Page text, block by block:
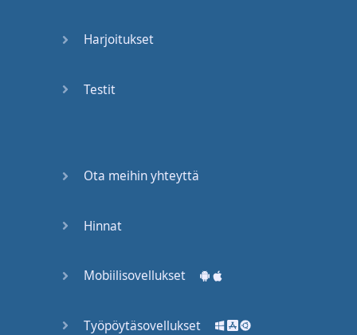
What the
Harjoitukset
Testit
Ota meihin yhteyttä
Hinnat
Mobiilisovellukset
Työpöytäsovellukset